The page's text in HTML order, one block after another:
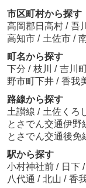
市区町村から探す
高岡郡日高村 / 吾
高知市 / 土佐市 /
町名から探す
下分 / 枝川 / 吉川
野市町下井 / 香我
路線から探す
土讃線 / 土佐くろ
とさでん交通伊野
とさでん交通後免
駅から探す
小村神社前 / 日下 /
八代通 / 北山 / 香